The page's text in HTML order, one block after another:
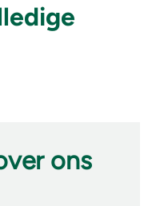
ons